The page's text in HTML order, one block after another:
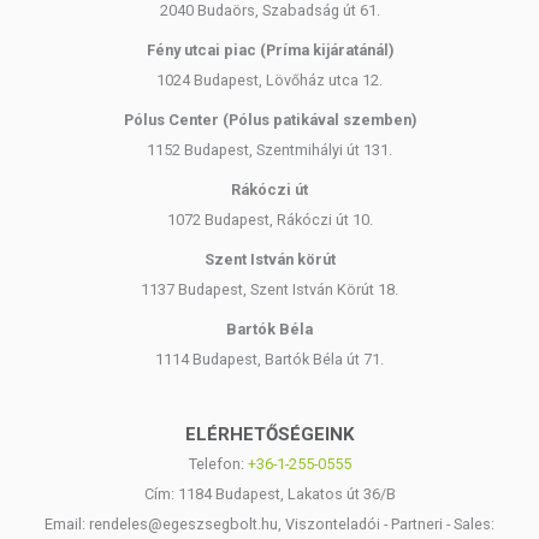
Használati utasítás:
1.) Műanyag vagy üveg tálkában, egyenlő arányban elegyítse a
HERBATINT hajfesték gélt a glikolos színelőhívó folyadékkal,
vissza a kupakokat, hogy azt majd a jövőben is fel tudja használni.
a) Első alkalommal történő festés esetén
3.) Oszlassa el a festékkeveréket a haj teljes hosszán. A felvitelt a
hajtöveknél kezdje el és haladjon a hajvégek felé. Fésű segítségével
4.) Hagyja a festéket 40 percig hatni.
2040 Budaörs, Szabadság út 61.
Fény utcai piac (Príma kijáratánál)
1024 Budapest, Lövőház utca 12.
Pólus Center (Pólus patikával szemben)
1152 Budapest, Szentmihályi út 131.
Rákóczi út
1072 Budapest, Rákóczi út 10.
Szent István körút
1137 Budapest, Szent István Körút 18.
Bartók Béla
1114 Budapest, Bartók Béla út 71.
ELÉRHETŐSÉGEINK
Telefon: +36-1-255-0555
Cím: 1184 Budapest, Lakatos út 36/B
Email: rendeles@egeszsegbolt.hu, Viszonteladói - Partneri - Sales: